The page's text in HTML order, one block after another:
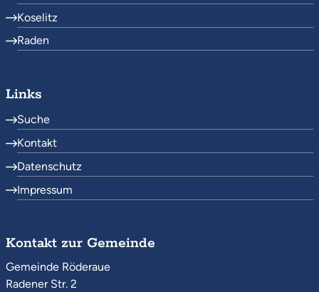
Koselitz
Raden
Links
Suche
Kontakt
Datenschutz
Impressum
Kontakt zur Gemeinde
Gemeinde Röderaue
Radener Str. 2